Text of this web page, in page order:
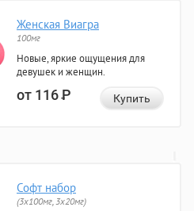
Женская Виагра
100мг
Новые, яркие ощущения для
девушек и женщин.
от 116Р Купить
Софт набор
(3x100мг, 3x20мг)